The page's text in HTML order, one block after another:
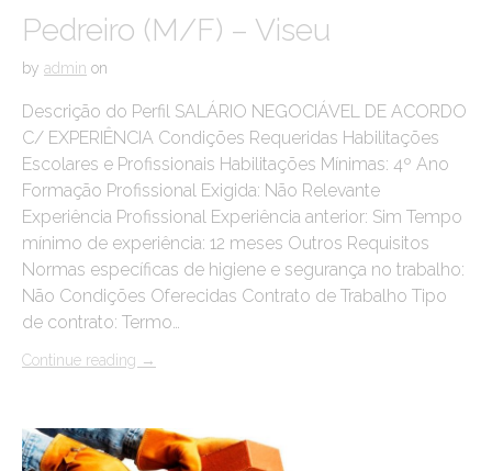
Pedreiro (M/F) – Viseu
by admin on
Descrição do Perfil SALÁRIO NEGOCIÁVEL DE ACORDO
C/ EXPERIÊNCIA Condições Requeridas Habilitações
Escolares e Profissionais Habilitações Mínimas: 4º Ano
Formação Profissional Exigida: Não Relevante
Experiência Profissional Experiência anterior: Sim Tempo
mínimo de experiência: 12 meses Outros Requisitos
Normas específicas de higiene e segurança no trabalho:
Não Condições Oferecidas Contrato de Trabalho Tipo
de contrato: Termo…
Continue reading →